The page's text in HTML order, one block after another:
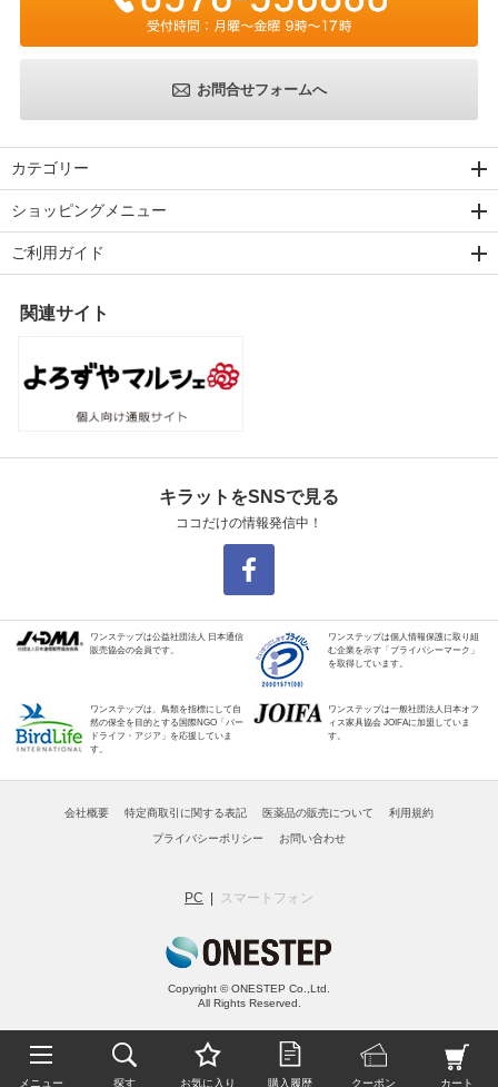
メニュー 探す お気に入り 購入履歴 クーポン カート
お問合せフォームへ
カテゴリー
ショッピングメニュー
ご利用ガイド
関連サイト
キラットをSNSで見る
ココだけの情報発信中！
ワンステップは公益社団法人 日本通信
販売協会の会員です。
ワンステップは個人情報保護に取り組
む企業を示す「プライバシーマーク」
を取得しています。
ワンステップは、鳥類を指標にして自
然の保全を目的とする国際NGO「バー
ドライフ・アジア」を応援していま
す。
ワンステップは一般社団法人日本オフ
ィス家具協会 JOIFAに加盟していま
す。
会社概要 特定商取引に関する表記 医薬品の販売について 利用規約
プライバシーポリシー お問い合わせ
PC スマートフォン
Copyright © ONESTEP Co.,Ltd.
All Rights Reserved.